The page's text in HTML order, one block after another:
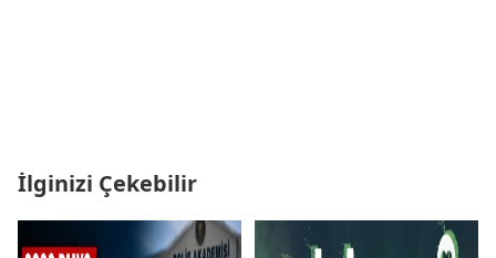
İlginizi Çekebilir